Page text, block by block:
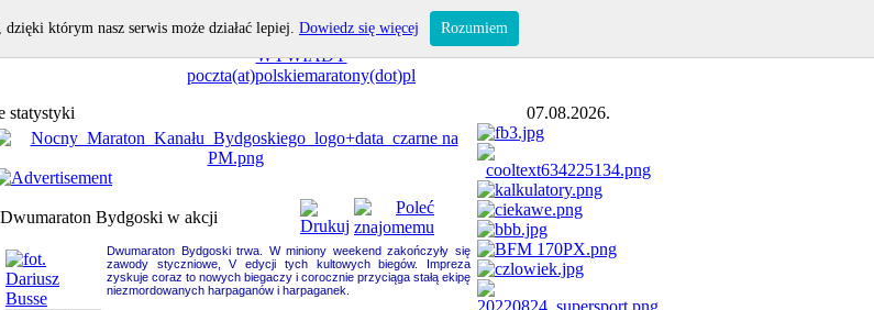
OPOWIEDZ I TY!
WYWIADY
poczta(at)polskiemaratony(dot)pl
statystyki 07.08.2026.
Dwumaraton Bydgoski w akcji
Dwumaraton Bydgoski trwa. W miniony weekend zakończyły się
zawody styczniowe, V edycji tych kultowych biegów. Impreza
zyskuje coraz to nowych biegaczy i corocznie przyciąga stałą ekipę
niezmordowanych harpaganów i harpaganek.
którym nasz serwis może działać lepiej. Dowiedz się więcej Rozumiem